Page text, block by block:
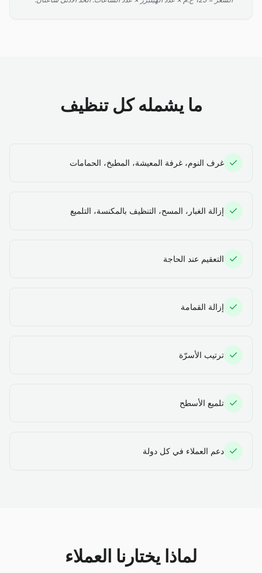
ما يشمله كل تنظيف
غرف النوم، غرفة المعيشة، المطبخ، الحمامات
إزالة الغبار، المسح، التنظيف بالمكنسة، التلميع
التعقيم عند الحاجة
إزالة القمامة
ترتيب الأسرّة
تلميع الأسطح
دعم العملاء في كل دولة
لماذا يختارنا العملاء